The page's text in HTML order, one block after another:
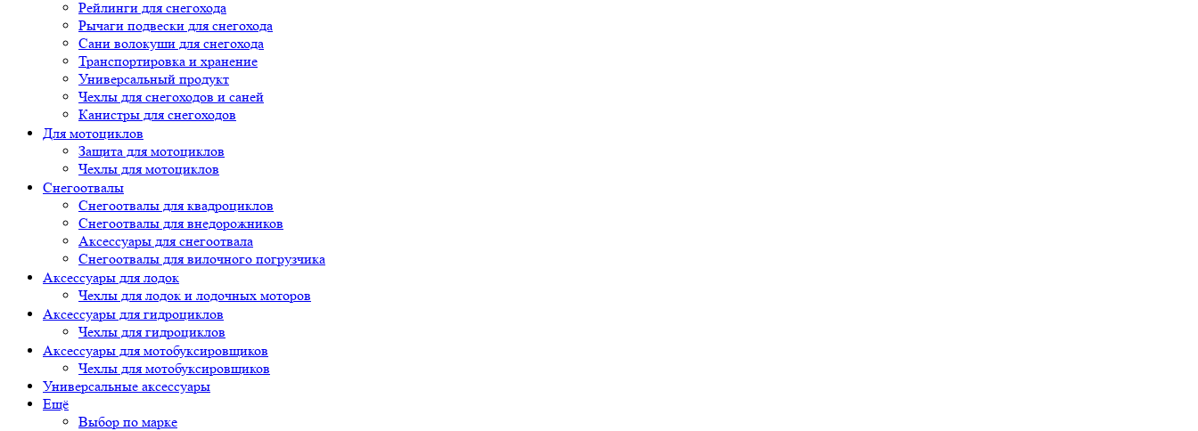
Рейлинги для снегохода
Рычаги подвески для снегохода
Сани волокуши для снегохода
Транспортировка и хранение
Универсальный продукт
Чехлы для снегоходов и саней
Канистры для снегоходов
Для мотоциклов
Защита для мотоциклов
Чехлы для мотоциклов
Снегоотвалы
Снегоотвалы для квадроциклов
Снегоотвалы для внедорожников
Аксессуары для снегоотвала
Снегоотвалы для вилочного погрузчика
Аксессуары для лодок
Чехлы для лодок и лодочных моторов
Аксессуары для гидроциклов
Чехлы для гидроциклов
Аксессуары для мотобуксировщиков
Чехлы для мотобуксировщиков
Универсальные аксессуары
Ещё
Выбор по марке